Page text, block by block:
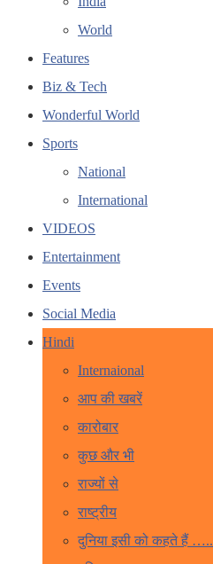
World
Features
Biz & Tech
Wonderful World
Sports
National
International
VIDEOS
Entertainment
Events
Social Media
Hindi
Internaional
आप की खबरें
कारोबार
कुछ और भी
राज्यों से
राष्ट्रीय
दुनिया इसी को कहते हैं …..